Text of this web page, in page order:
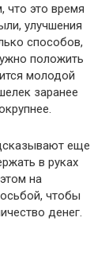
что это время
улучшения
способов,
положить
молодой
заранее
еще
в руках
на
чтобы
денег.